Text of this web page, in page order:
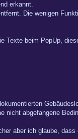
erkannt.
Die wenigen
Texte beim PopUp,
nicht abgefangene
aber ich glaube,